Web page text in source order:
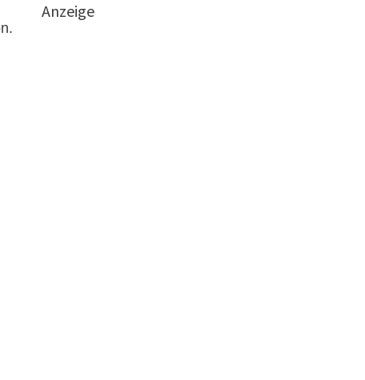
Anzeige